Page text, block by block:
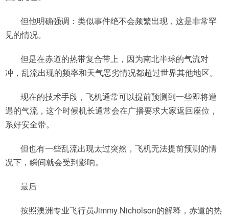
但他明确强调：类似事件绝不会频繁出现，这是非常罕
见的情况。
但是在赤道的热带复合带上，因为南北半球的气流对
冲，乱流出现的频率和天气恶劣情况都超过世界其他地区。
现在的技术手段，飞机通常可以提前预测到一些即将遭
遇的气流，这个时候机长通常会在广播要求大家返回座位，
系好安全带。
但也有一些乱流出现太过突然，飞机无法提前预测的情
况下，瞬间就会受到影响。
最后
按照澳洲专业飞行员Jimmy Nicholson的解释，赤道的热